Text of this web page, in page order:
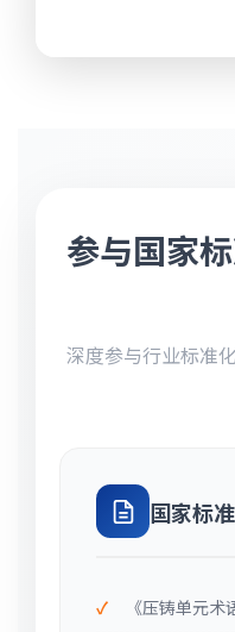
参与国家
深度参与行业标准
国家标准
《压铸单元